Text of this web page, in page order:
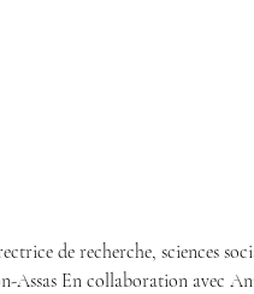
de recherche, sciences
En collaboration avec